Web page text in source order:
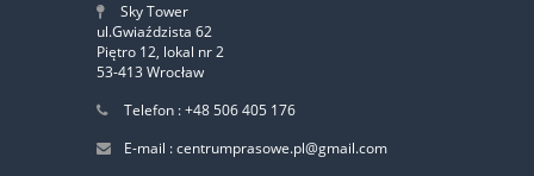
Sky Tower
ul.Gwiaździsta 62
Piętro 12, lokal nr 2
53-413 Wrocław
Telefon : +48 506 405 176
E-mail : centrumprasowe.pl@gmail.com